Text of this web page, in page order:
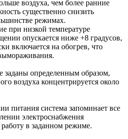
воздуха, чем более ранние
существенно снизить
режимах.
при низкой температуре
опускается ниже +8 градусов,
включается на обогрев, что
заданы определенным образом,
воздуха концентрируется около
питания система запоминает все
электроснабжения
в заданном режиме.